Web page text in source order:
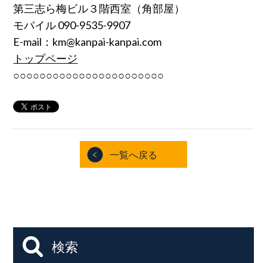
第三志ら梅ビル３階西室（角部屋）
モバイル 090-9535-9907
E-mail：km@kanpai-kanpai.com
トップページ
○○○○○○○○○○○○○○○○○○○○○○○
一覧へ戻る
検索